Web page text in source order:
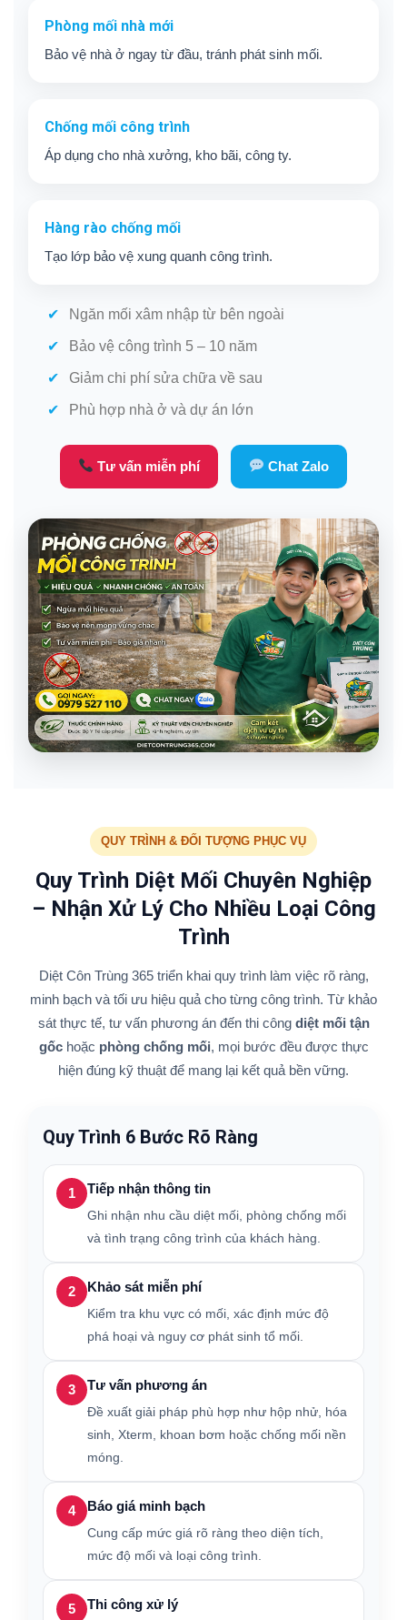
Phòng mối nhà mới
Bảo vệ nhà ở ngay từ đầu, tránh phát sinh mối.
Chống mối công trình
Áp dụng cho nhà xưởng, kho bãi, công ty.
Hàng rào chống mối
Tạo lớp bảo vệ xung quanh công trình.
Ngăn mối xâm nhập từ bên ngoài
Bảo vệ công trình 5 – 10 năm
Giảm chi phí sửa chữa về sau
Phù hợp nhà ở và dự án lớn
Tư vấn miễn phí Chat Zalo
QUY TRÌNH & ĐỐI TƯỢNG PHỤC VỤ
Quy Trình Diệt Mối Chuyên Nghiệp
– Nhận Xử Lý Cho Nhiều Loại Công
Trình
Diệt Côn Trùng 365 triển khai quy trình làm việc rõ ràng,
minh bạch và tối ưu hiệu quả cho từng công trình. Từ khảo
sát thực tế, tư vấn phương án đến thi công diệt mối tận
gốchoặc phòng chống mối, mọi bước đều được thực
hiện đúng kỹ thuật để mang lại kết quả bền vững.
Quy Trình 6 Bước Rõ Ràng
1 Tiếp nhận thông tin
Ghi nhận nhu cầu diệt mối, phòng chống mối
và tình trạng công trình của khách hàng.
2 Khảo sát miễn phí
Kiểm tra khu vực có mối, xác định mức độ
phá hoại và nguy cơ phát sinh tổ mối.
3 Tư vấn phương án
Đề xuất giải pháp phù hợp như hộp nhử, hóa
sinh, Xterm, khoan bơm hoặc chống mối nền
móng.
4 Báo giá minh bạch
Cung cấp mức giá rõ ràng theo diện tích,
mức độ mối và loại công trình.
5 Thi công xử lý